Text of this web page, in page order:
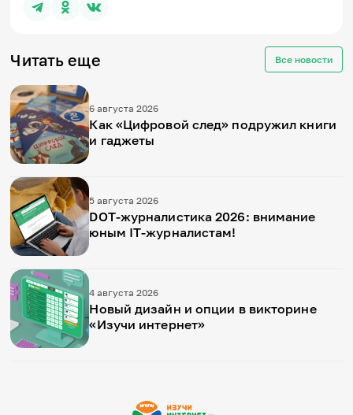
Читать еще Все новости
6 августа 2026
Как «Цифровой след» подружил книги
и гаджеты
5 августа 2026
DOT-журналистика 2026: внимание
юным IT-журналистам!
4 августа 2026
Новый дизайн и опции в викторине
«Изучи интернет»